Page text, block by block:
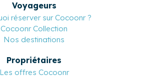
Voyageurs
réserver sur Cocoonr ?
Cocoonr Collection
Nos destinations
Propriétaires
Les offres Cocoonr